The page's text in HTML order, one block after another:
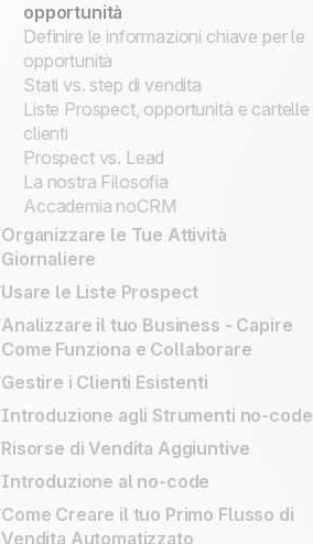
opportunità
Definire le informazioni chiave per le
opportunità
Stati vs. step di vendita
Liste Prospect, opportunità e cartelle
clienti
Prospect vs. Lead
La nostra Filosofia
Accademia noCRM
Organizzare le Tue Attività
Giornaliere
16 powerful CRM features to enhance
Come contattare e qualificare
efficientemente i potenziali clienti su
LinkedIn
Tenere traccia della cronologia delle
Usare le Liste Prospect
Creare uno script di vendita
Scansiona i Biglietti da Visita
Engine and Deal with Management
Flows
Trasformare un prospect qualificato in
Chiamate a Freddo Efficaci: Organizza
e Potenzia l'Attività di Prospecting
Analizzare il tuo Business - Capire
Come Funziona e Collaborare
Activity Based Selling: The Best
Goals
Esportare dati per la reportistica o per
il marketing
commerciale
Gestire i Clienti Esistenti
Come Gestire Upsell e Rinnovi vs.
Follow-up dei Clienti
Introduzione agli Strumenti no-code
Strumenti no-code interni per
API semplificata per implementazione
aziendale
Risorse di Vendita Aggiuntive
All there is to know about SPIN
Sales Expert Directory
Introduzione al no-code
App no-code
Come Creare il tuo Primo Flusso di
Vendita Automatizzato